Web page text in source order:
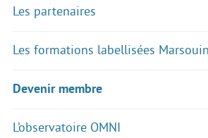
Les partenaires
Les formations labellisées Marsouin
Devenir membre
L’observatoire OMNI